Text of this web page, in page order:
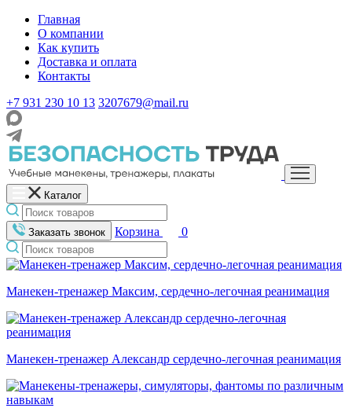
Главная
О компании
Как купить
Доставка и оплата
Контакты
+7 931 230 10 13 3207679@mail.ru
Каталог
Заказать звонок Корзина 0
Манекен-тренажер Максим, сердечно-легочная реанимация
Манекен-тренажер Александр сердечно-легочная реанимация